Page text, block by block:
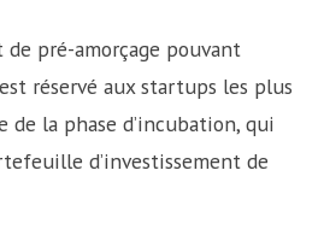
de pré-amorçage pouvant
est réservé aux startups les plus
de la phase d’incubation, qui
d’investissement de